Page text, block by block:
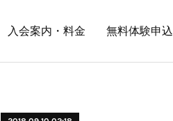
入会案内・料金 無料体験申込